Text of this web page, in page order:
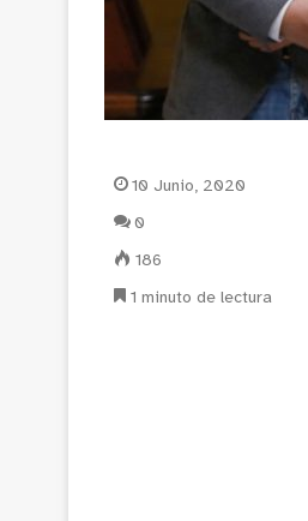
10 Junio, 2020
0
186
1 minuto de lectura